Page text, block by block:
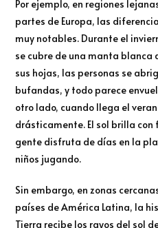
Por ejemplo, en regiones
partes de Europa, las
muy notables. Durante el
se cubre de una manta blanca
sus hojas, las personas se
bufandas, y todo parece
otro lado, cuando llega el
drásticamente. El sol brilla
gente disfruta de días en la
niños jugando.
Sin embargo, en zonas
países de América Latina, la
Tierra recibe los rayos del sol